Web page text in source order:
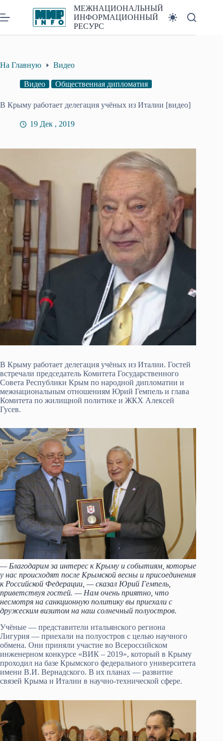
к
сути
МЕЖНАЦИОНАЛЬНЫЙ
ИНФОРМАЦИОННЫЙ
РЕСУРС
На Главную Видео
Видео Общественная дипломатия
В Крыму работает делегация учёных из Италии [видео]
19 Дек , 2019
В Крыму работает делегация учёных из Италии. Гостей
встречали председатель Комитета Государственного
Совета Республики Крым по народной дипломатии и
межнациональным отношениям Юрий Гемпель и глава
Комитета по жилищной политике и ЖКХ Алексей
Гусев.
— Благодарим за интерес к Крыму и событиям, которые
у нас происходят после Крымской весны и присоединения
к Российской Федерации, — сказал Юрий Гемпель,
приветствуя гостей. — Нам очень приятно, что
несмотря на санкционную политику вы приехали с
дружеским визитом на наш солнечный полуостров.
Учёные — представители итальянского региона
Лигурия — приехали на полуостров с целью научного
обмена. Они приняли участие во Всероссийском
инженерном конкурсе «ВИК – 2019», который в Крыму
проходил на базе Крымского федерального университета
имени В.И. Вернадского. В их планах — развитие
связей Крыма и Италии в научно-технической сфере.